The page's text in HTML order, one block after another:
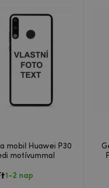
mobil Huawei P30
motívummal
1-2 nap